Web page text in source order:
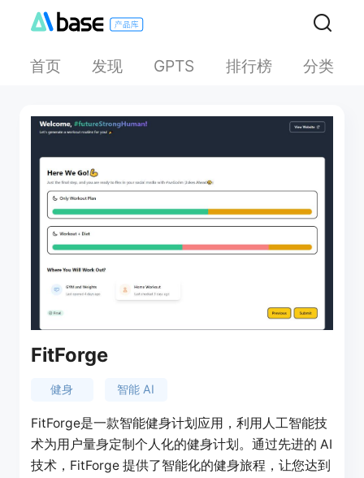
首页 发现 GPTS 排行榜 分类
FitForge
健身 智能 AI
FitForge是一款智能健身计划应用，利用人工智能技
术为用户量身定制个人化的健身计划。通过先进的 AI
技术，FitForge 提供了智能化的健身旅程，让您达到